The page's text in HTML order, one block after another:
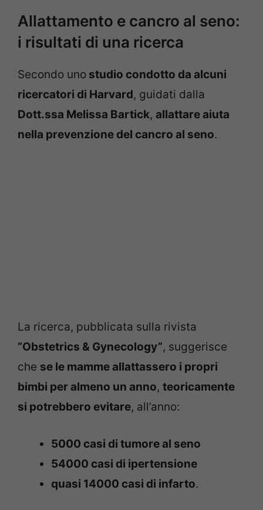
Allattamento e cancro al seno:
i risultati di una ricerca
Secondo uno studio condotto da alcuni
ricercatori di Harvard, guidati dalla
Dott.ssa Melissa Bartick, allattare aiuta
nella prevenzione del cancro al seno.
La ricerca, pubblicata sulla rivista
“Obstetrics & Gynecology”, suggerisce
che se le mamme allattassero i propri
bimbi per almeno un anno, teoricamente
si potrebbero evitare, all’anno:
5000 casi di tumore al seno
54000 casi di ipertensione
quasi 14000 casi di infarto.